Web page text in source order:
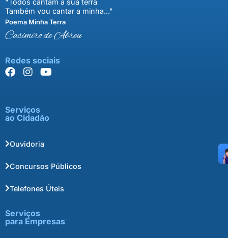
"Todos cantam a sua terra
Também vou cantar a minha..."
Poema Minha Terra
Casimiro de Abreu
Redes sociais
Serviços
ao Cidadão
Ouvidoria
Concursos Públicos
Telefones Úteis
Serviços
para Empresas